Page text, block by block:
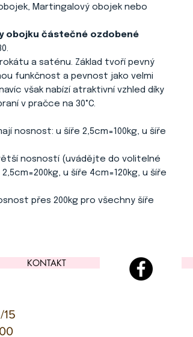
Martingalový obojek nebo
obojku částečné ozdobené
a saténu. Základ tvoří pevný
funkčnost a pevnost jako velmi
však nabízí atraktivní vzhled díky
v pračce na 30°C.
nosnost: u šíře 2,5cm=100kg, u šíře
nosností (uvádějte do volitelné
u šíře 4cm=120kg, u šíře
přes 200kg pro všechny šíře
KONTAKT
15